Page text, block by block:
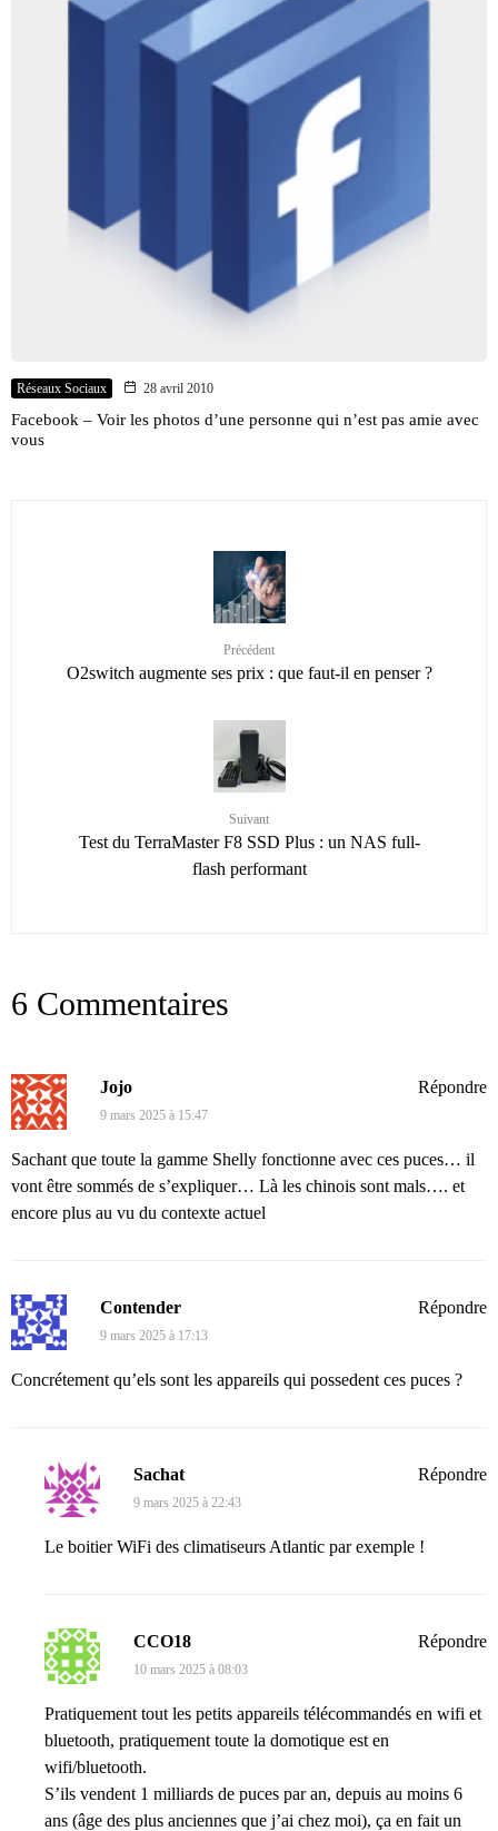
Réseaux Sociaux 28 avril 2010
Facebook – Voir les photos d’une personne qui n’est pas amie avec
vous
Précédent
O2switch augmente ses prix : que faut-il en penser ?
Suivant
Test du TerraMaster F8 SSD Plus : un NAS full-
flash performant
6 Commentaires
Jojo
9 mars 2025 à 15:47
Sachant que toute la gamme Shelly fonctionne avec ces puces… il
vont être sommés de s’expliquer… Là les chinois sont mals…. et
encore plus au vu du contexte actuel
Répondre
Contender
9 mars 2025 à 17:13
Concrétement qu’els sont les appareils qui possedent ces puces ?
Répondre
Sachat
9 mars 2025 à 22:43
Le boitier WiFi des climatiseurs Atlantic par exemple !
Répondre
CCO18
10 mars 2025 à 08:03
Pratiquement tout les petits appareils télécommandés en wifi et
bluetooth, pratiquement toute la domotique est en
wifi/bluetooth.
S’ils vendent 1 milliards de puces par an, depuis au moins 6
ans (âge des plus anciennes que j’ai chez moi), ça en fait un
Répondre